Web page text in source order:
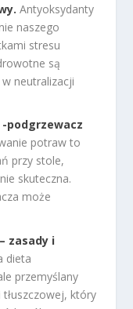
Antyoksydanty
naszego
stresu
są
neutralizacji
podgrzewacz
potraw to
przy stole,
skuteczna.
może
zasady i
dieta
przemyślany
który